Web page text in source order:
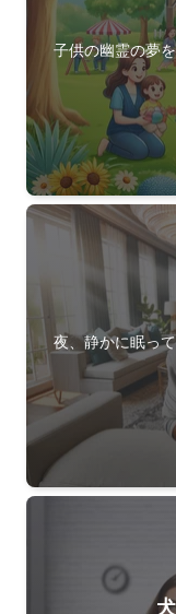
子供の幽霊の夢
夜、静かに眠っ